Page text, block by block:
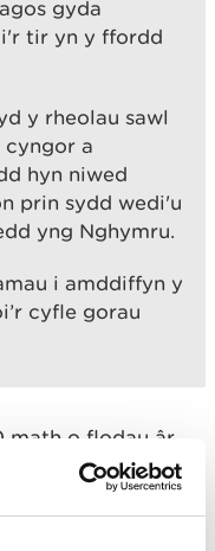
gyda
tir yn y ffordd
y rheolau sawl
cyngor a
hyn niwed
prin sydd wedi'u
yng Nghymru.
i amddiffyn y
cyfle gorau
math o flodau âr,
sef planhigion
Ewrop ac sydd
ac